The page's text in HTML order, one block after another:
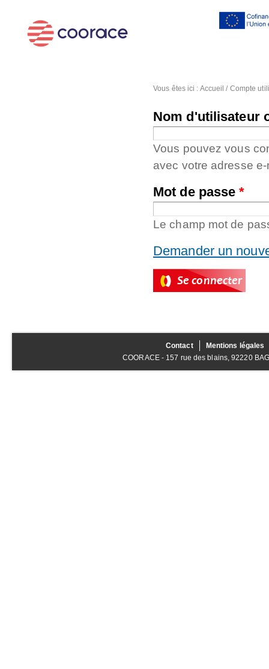
Vous êtes ici : Accueil / Compte
Nom d'utilisateur
Vous pouvez vous
avec votre adresse e-
Mot de passe*
Le champ mot de
Demander un
Contact
Mentions légales
COORACE - 157 rue des blains, 92220